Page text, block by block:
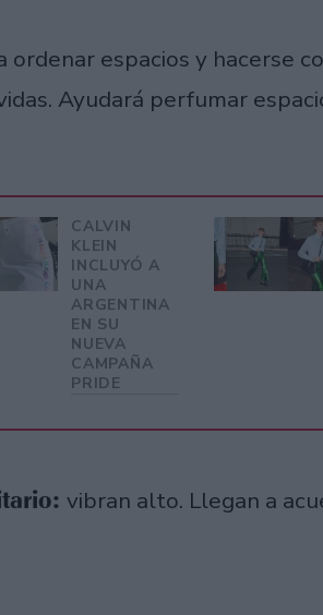
espacios y hacerse
Ayudará perfumar
CALVIN
KLEIN
INCLUYÓ A
UNA
ARGENTINA
EN SU
NUEVA
CAMPAÑA
PRIDE
vibran alto. Llegan a